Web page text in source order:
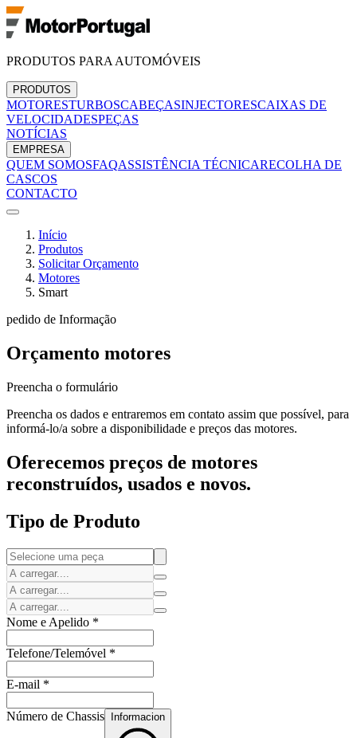
PRODUTOS PARA AUTOMÓVEIS
PRODUTOS
MOTORESTURBOSCABEÇASINJECTORESCAIXAS DE
VELOCIDADESPEÇAS
NOTÍCIAS
EMPRESA
QUEM SOMOSFAQASSISTÊNCIA TÉCNICARECOLHA DE
CASCOS
CONTACTO
Início
Produtos
Solicitar Orçamento
Motores
Smart
pedido de Informação
Orçamento motores
Preencha o formulário
Preencha os dados e entraremos em contato assim que possível, para
informá-lo/a sobre a disponibilidade e preços das motores.
Oferecemos preços de motores
reconstruídos, usados e novos.
Tipo de Produto
Nome e Apelido *
Telefone/Telemóvel *
E-mail *
Número de Chassis Informacion